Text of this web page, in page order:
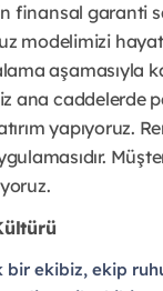
finansal garanti
modelimizi
aşamasıyla
ana caddelerde
yapıyoruz.
bir ekibiz, ekip